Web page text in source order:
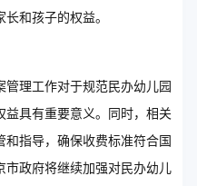
和孩子的权益。
理工作对于规范民办幼儿园
具有重要意义。同时，相关
指导，确保收费标准符合国
市政府将继续加强对民办幼儿